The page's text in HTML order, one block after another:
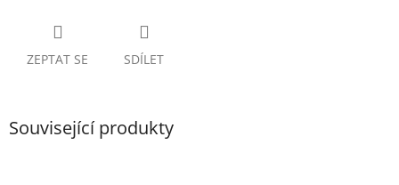
ZEPTAT SE SDÍLET
Související produkty